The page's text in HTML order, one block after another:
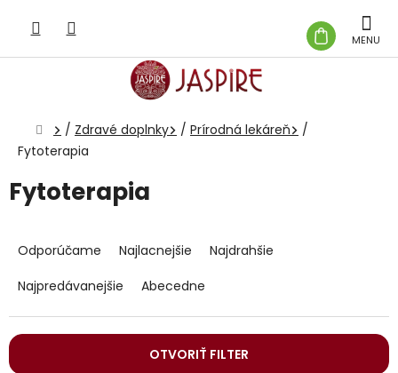
obsah
KOŠÍK
Domov
/ Zdravé doplnky / Prírodná lekáreň
/
Fytoterapia
Fytoterapia
a
e
e
p
Odporúčame Najlacnejšie
Najdrahšie
Najpredávanejšie
Abecedne
OTVORIŤ FILTER